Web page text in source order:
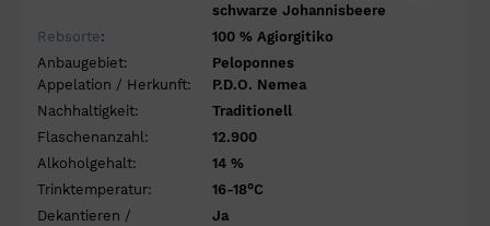
schwarze Johannisbeere
Rebsorte:
100 % Agiorgitiko
Anbaugebiet:
Peloponnes
Appelation / Herkunft:
P.D.O. Nemea
Nachhaltigkeit:
Traditionell
Flaschenanzahl:
12.900
Alkoholgehalt:
14 %
Trinktemperatur:
16-18°C
Dekantieren /
Ja